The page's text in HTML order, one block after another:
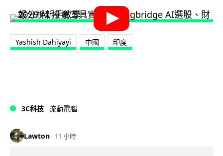
Yashish Dahiyayi 中國 印度
3C科技 流動電腦
Lawton 11 小時